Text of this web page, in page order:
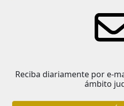
Reciba diariamente por e-
ámbito